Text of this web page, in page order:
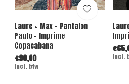
Laure + Max - Pantalon
Paulo - Imprime
Copacabana
€90,00
Incl. btw
Incl.